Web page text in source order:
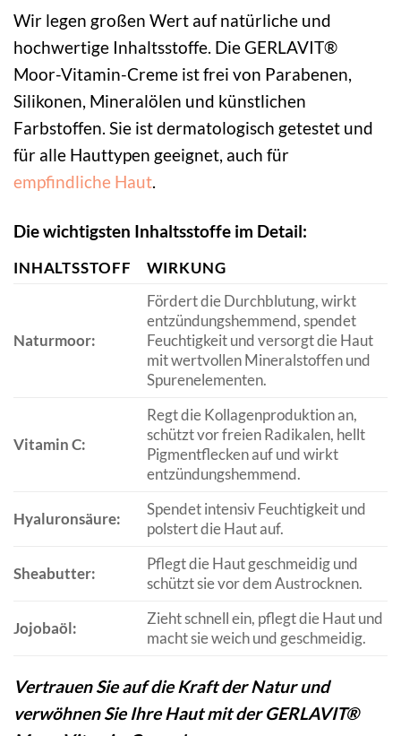
Wir legen großen Wert auf natürliche und
hochwertige Inhaltsstoffe. Die GERLAVIT®
Moor-Vitamin-Creme ist frei von Parabenen,
Silikonen, Mineralölen und künstlichen
Farbstoffen. Sie ist dermatologisch getestet und
für alle Hauttypen geeignet, auch für
empfindliche Haut
Die wichtigsten Inhaltsstoffe im Detail:
INHALTSSTOFF WIRKUNG
Naturmoor:
Fördert die Durchblutung, wirkt
entzündungshemmend, spendet
Feuchtigkeit und versorgt die Haut
mit wertvollen Mineralstoffen und
Spurenelementen.
Vitamin C:
Regt die Kollagenproduktion an,
schützt vor freien Radikalen, hellt
Pigmentflecken auf und wirkt
entzündungshemmend.
Hyaluronsäure:
Spendet intensiv Feuchtigkeit und
polstert die Haut auf.
Sheabutter:
Pflegt die Haut geschmeidig und
schützt sie vor dem Austrocknen.
Jojobaöl:
Zieht schnell ein, pflegt die Haut und
macht sie weich und geschmeidig.
Vertrauen Sie auf die Kraft der Natur und
verwöhnen Sie Ihre Haut mit der GERLAVIT®